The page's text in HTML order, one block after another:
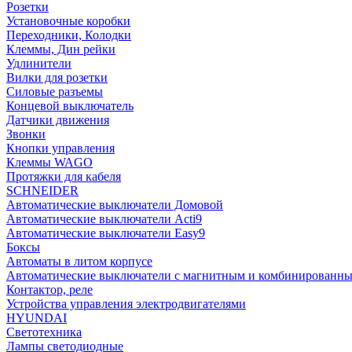
Розетки
Установочные коробки
Переходники, Колодки
Клеммы, Дин рейки
Удлинители
Вилки для розетки
Силовые разъемы
Концевой выключатель
Датчики движения
Звонки
Кнопки управления
Клеммы WAGO
Протяжки для кабеля
SCHNEIDER
Автоматические выключатели Домовой
Автоматические выключатели Acti9
Автоматические выключатели Easy9
Боксы
Автоматы в литом корпусе
Автоматические выключатели с магнитным и
Контактор, реле
Устройства управления электродвигателями
HYUNDAI
Светотехника
Лампы светодиодные